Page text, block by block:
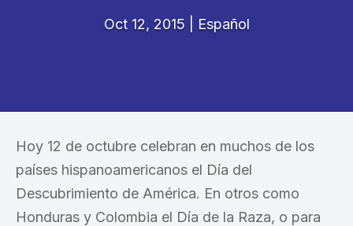
Oct 12, 2015 Español
Hoy 12 de octubre celebran en muchos de los
países hispanoamericanos el Día del
Descubrimiento de América. En otros como
Honduras y Colombia el Día de la Raza, o para